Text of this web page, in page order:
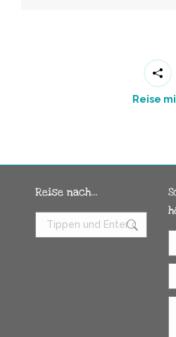
Reise
Reise nach…